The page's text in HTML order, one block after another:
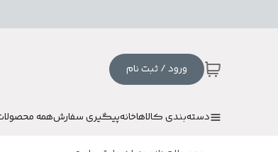
ورود / ثبت نام
دسته‌بندی کالاهاخانهپیگیری سفارشهمه